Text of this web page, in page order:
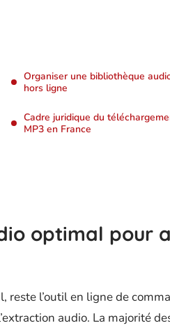
Organiser une bibliothèque
hors ligne
Cadre juridique du
MP3 en France
optimal pour
l’outil en ligne de
audio. La majorité